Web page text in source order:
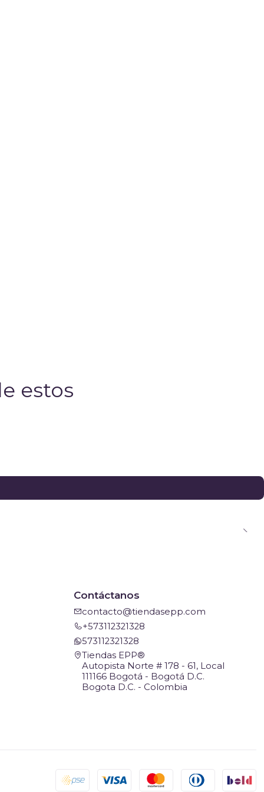
estos
Contáctanos
contacto@tiendasepp.com
+573112321328
573112321328
Tiendas EPP®
Autopista Norte # 178 - 61, Local
111166 Bogotá - Bogotá D.C.
Bogota D.C. - Colombia